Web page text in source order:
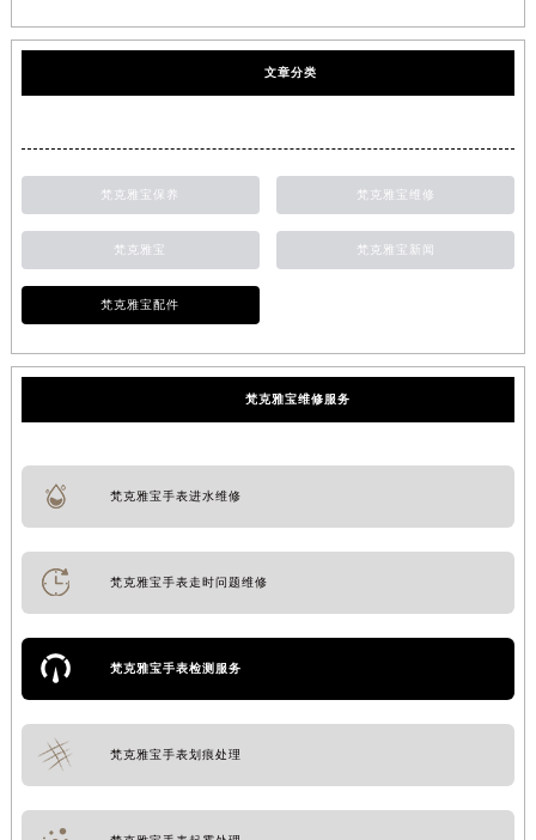
文章分类
梵克雅宝保养 梵克雅宝维修
梵克雅宝 梵克雅宝新闻
梵克雅宝配件
梵克雅宝维修服务
梵克雅宝手表进水维修
梵克雅宝手表走时问题维修
梵克雅宝手表检测服务
梵克雅宝手表划痕处理